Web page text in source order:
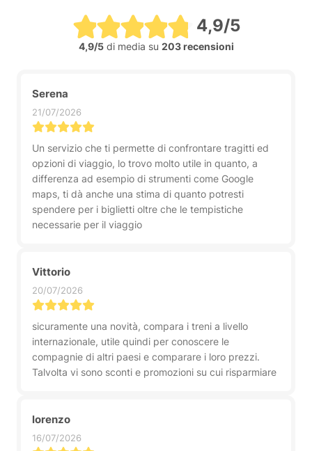
4,9/5
4,9/5di media su 203 recensioni
Serena
21/07/2026
Un servizio che ti permette di confrontare tragitti ed
opzioni di viaggio, lo trovo molto utile in quanto, a
differenza ad esempio di strumenti come Google
maps, ti dà anche una stima di quanto potresti
spendere per i biglietti oltre che le tempistiche
necessarie per il viaggio
Vittorio
20/07/2026
sicuramente una novità, compara i treni a livello
internazionale, utile quindi per conoscere le
compagnie di altri paesi e comparare i loro prezzi.
Talvolta vi sono sconti e promozioni su cui risparmiare
lorenzo
16/07/2026